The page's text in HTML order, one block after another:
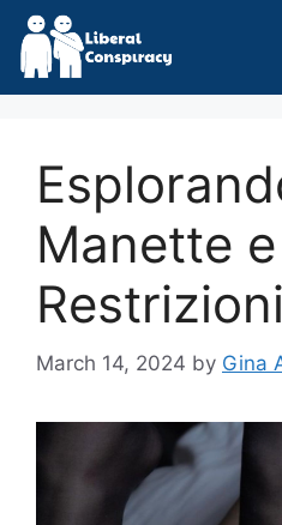
Skip
content
Manette e
March 14, 2024 by Gina